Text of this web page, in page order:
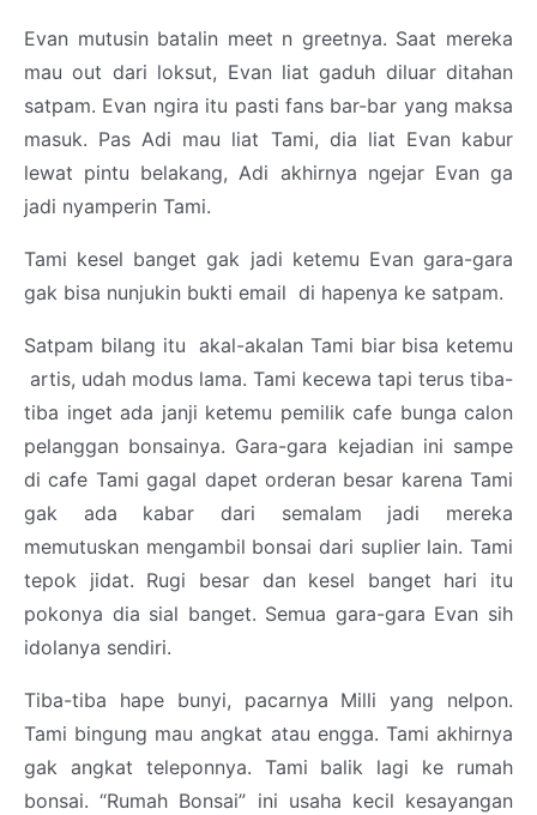
Evan mutusin batalin meet n greetnya. Saat mereka
mau out dari loksut, Evan liat gaduh diluar ditahan
satpam. Evan ngira itu pasti fans bar-bar yang maksa
masuk. Pas Adi mau liat Tami, dia liat Evan kabur
lewat pintu belakang, Adi akhirnya ngejar Evan ga
jadi nyamperin Tami.
Tami kesel banget gak jadi ketemu Evan gara-gara
gak bisa nunjukin bukti email di hapenya ke satpam.
Satpam bilang itu akal-akalan Tami biar bisa ketemu
artis, udah modus lama. Tami kecewa tapi terus tiba-
tiba inget ada janji ketemu pemilik cafe bunga calon
pelanggan bonsainya. Gara-gara kejadian ini sampe
di cafe Tami gagal dapet orderan besar karena Tami
gak ada kabar dari semalam jadi mereka
memutuskan mengambil bonsai dari suplier lain. Tami
tepok jidat. Rugi besar dan kesel banget hari itu
pokonya dia sial banget. Semua gara-gara Evan sih
idolanya sendiri.
Tiba-tiba hape bunyi, pacarnya Milli yang nelpon.
Tami bingung mau angkat atau engga. Tami akhirnya
gak angkat teleponnya. Tami balik lagi ke rumah
bonsai. “Rumah Bonsai” ini usaha kecil kesayangan